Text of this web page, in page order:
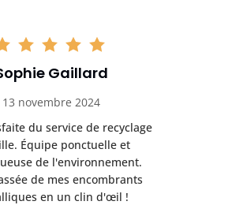
Gaillard
13 novembre 2024
du service de recyclage
Équipe ponctuelle et
de l'environnement.
de mes encombrants
en un clin d'œil !